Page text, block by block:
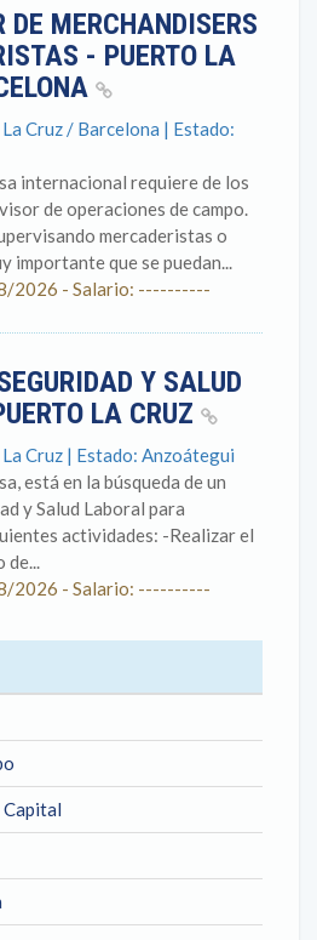
DE MERCHANDISERS
- PUERTO LA
Cruz / Barcelona | Estado:
internacional requiere de los
de operaciones de campo.
mercaderistas o
importante que se puedan...
2026 - Salario: ----------
Y SALUD
LA CRUZ
Cruz | Estado: Anzoátegui
está en la búsqueda de un
y Salud Laboral para
actividades: -Realizar el
de...
2026 - Salario: ----------